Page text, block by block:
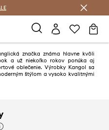
Club >
značka známa hlavne kvôli
a už niekoľko rokov ponúka aj
oblečenie. Výrobky Kangol sa
štýlom a vysoko kvalitnými